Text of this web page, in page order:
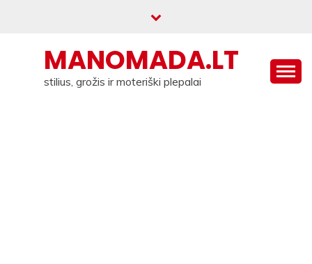
MANOMADA.LT
stilius, grožis ir moteriški plepalai